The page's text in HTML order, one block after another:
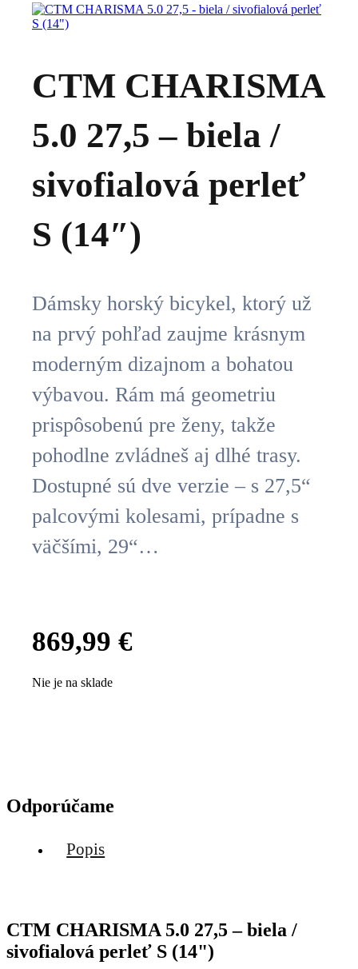
CTM CHARISMA
5.0 27,5 – biela /
sivofialová perleť
S (14″)
Dámsky horský bicykel, ktorý už
na prvý pohľad zaujme krásnym
moderným dizajnom a bohatou
výbavou. Rám má geometriu
prispôsobenú pre ženy, takže
pohodlne zvládneš aj dlhé trasy.
Dostupné sú dve verzie – s 27,5“
palcovými kolesami, prípadne s
väčšími, 29“…
869,99 €
Nie je na sklade
Odporúčame
Popis
CTM CHARISMA 5.0 27,5 – biela /
sivofialová perleť S (14")